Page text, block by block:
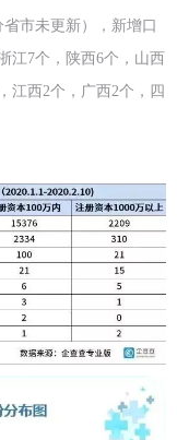
市未更新），新增口
江7个，陕西6个，山西
江西2个，广西2个，四